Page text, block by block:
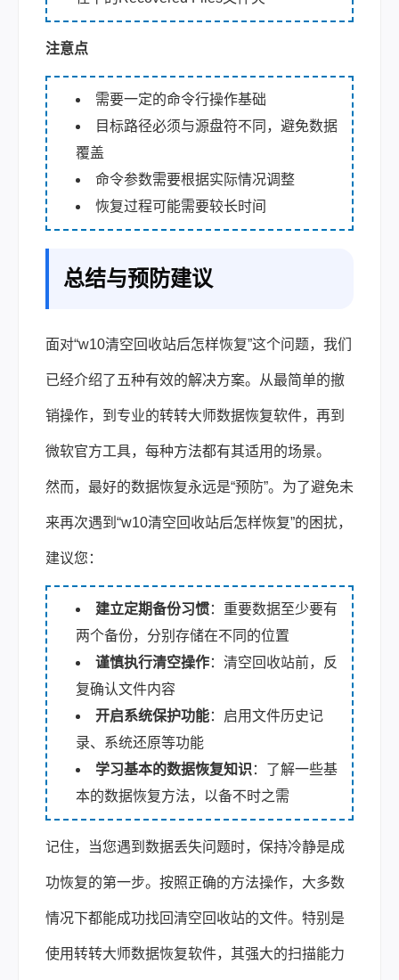
注意点
需要一定的命令行操作基础
目标路径必须与源盘符不同，避免数据
覆盖
命令参数需要根据实际情况调整
恢复过程可能需要较长时间
总结与预防建议
面对“w10清空回收站后怎样恢复”这个问题，我们
已经介绍了五种有效的解决方案。从最简单的撤
销操作，到专业的转转大师数据恢复软件，再到
微软官方工具，每种方法都有其适用的场景。
然而，最好的数据恢复永远是“预防”。为了避免未
来再次遇到“w10清空回收站后怎样恢复”的困扰，
建议您：
建立定期备份习惯：重要数据至少要有
两个备份，分别存储在不同的位置
谨慎执行清空操作：清空回收站前，反
复确认文件内容
开启系统保护功能：启用文件历史记
录、系统还原等功能
学习基本的数据恢复知识 ：了解一些基
本的数据恢复方法，以备不时之需
记住，当您遇到数据丢失问题时，保持冷静是成
功恢复的第一步。按照正确的方法操作，大多数
情况下都能成功找回清空回收站的文件。特别是
使用转转大师数据恢复软件，其强大的扫描能力